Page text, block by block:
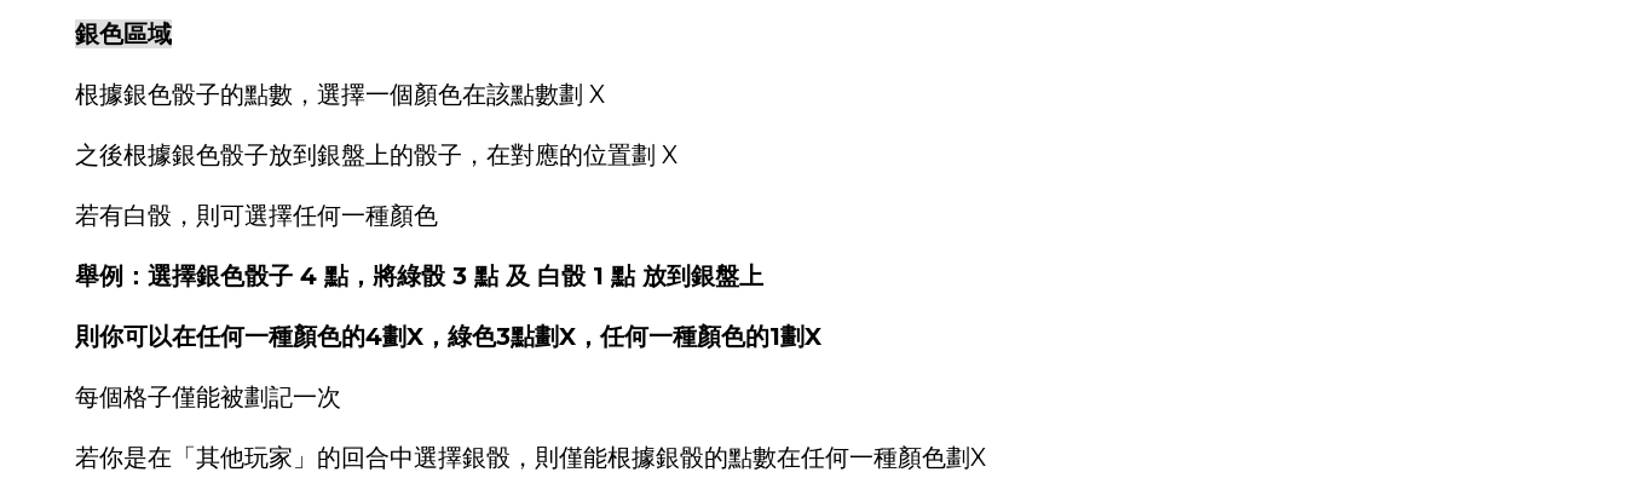
銀色區域
根據銀色骰子的點數，選擇一個顏色在該點數劃 X
之後根據銀色骰子放到銀盤上的骰子，在對應的位置劃 X
若有白骰，則可選擇任何一種顏色
舉例：選擇銀色骰子 4 點，將綠骰 3 點 及 白骰 1 點 放到銀盤上
則你可以在任何一種顏色的4劃X，綠色3點劃X，任何一種顏色的1劃X
每個格子僅能被劃記一次
若你是在「其他玩家」的回合中選擇銀骰，則僅能根據銀骰的點數在任何一種顏色劃X